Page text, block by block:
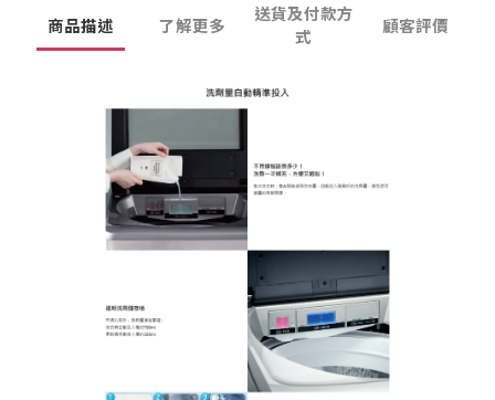
商品描述 了解更多
送貨及付款方
式
顧客評價